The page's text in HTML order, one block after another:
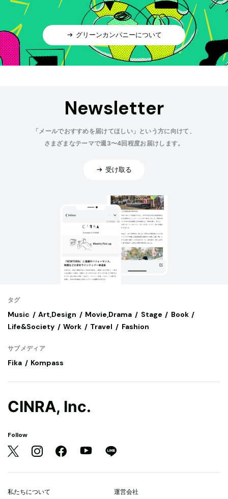
グリーンカンパニーについて
Newsletter
「メールでおすすめを届けてほしい」という方に向けて、
さまざまなテーマで週3〜4回程度お届けします。
受け取る
タグ
Music Art,Design Movie,Drama Stage
Book
Life&Society
Work Travel Fashion
サブメディア
Fika Kompass
CINRA, Inc.
Follow
私たちについて 運営会社